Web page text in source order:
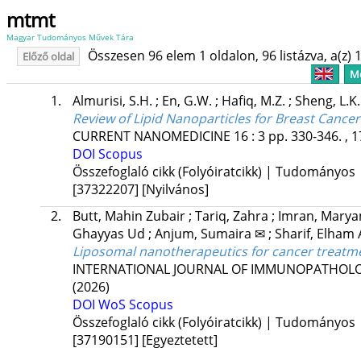
mtmt
Magyar Tudományos Művek Tára
Előző oldal Összesen 96 elem 1 oldalon, 96 listázva, a(z)
1. Almurisi, S.H. ; En, G.W. ; Hafiq, M.Z. ; Sheng,
Review of Lipid Nanoparticles for Breast
CURRENT NANOMEDICINE 16: 3 pp. 330-346. ,
DOI Scopus
Összefoglaló cikk (Folyóiratcikk) | Tudományos
[37322207] [Nyilvános]
2.
Butt, Mahin Zubair; Tariq, Zahra ; Imran,
Ghayyas Ud ; Anjum, Sumaira ✉; Sharif,
Liposomal nanotherapeutics for cancer
INTERNATIONAL JOURNAL OF
(2026)
DOI WoS Scopus
Összefoglaló cikk (Folyóiratcikk) | Tudományos
[37190151] [Egyeztetett]